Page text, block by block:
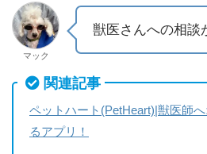
マック
獣医さんへの相談
関連記事
ペットハート(PetHeart)|獣医師
るアプリ！